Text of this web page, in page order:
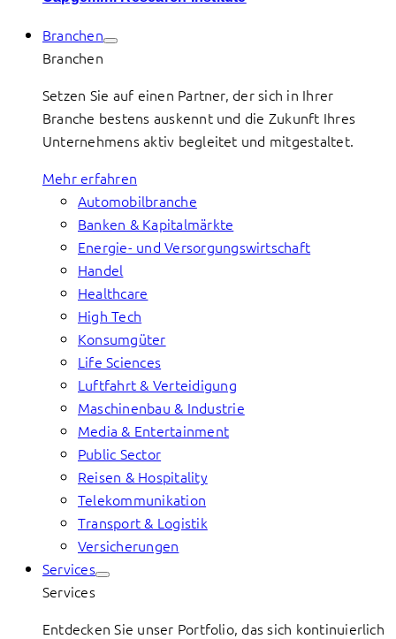
Branchen
Branchen
Setzen Sie auf einen Partner, der sich in Ihrer
Branche bestens auskennt und die Zukunft Ihres
Unternehmens aktiv begleitet und mitgestaltet.
Mehr erfahren
Automobilbranche
Banken & Kapitalmärkte
Energie- und Versorgungswirtschaft
Handel
Healthcare
High Tech
Konsumgüter
Life Sciences
Luftfahrt & Verteidigung
Maschinenbau & Industrie
Media & Entertainment
Public Sector
Reisen & Hospitality
Telekommunikation
Transport & Logistik
Versicherungen
Services
Services
Entdecken Sie unser Portfolio, das sich kontinuierlich